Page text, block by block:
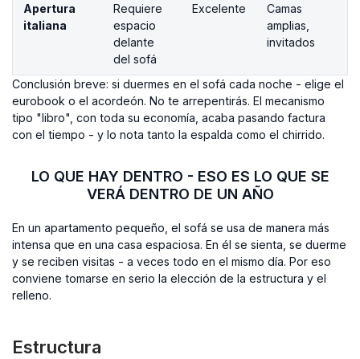
Apertura
italiana
Requiere
espacio
delante
del sofá
Excelente
Camas
amplias,
invitados
Conclusión breve: si duermes en el sofá cada noche - elige el
eurobook o el acordeón. No te arrepentirás. El mecanismo
tipo "libro", con toda su economía, acaba pasando factura
con el tiempo - y lo nota tanto la espalda como el chirrido.
LO QUE HAY DENTRO - ESO ES LO QUE SE
VERÁ DENTRO DE UN AÑO
En un apartamento pequeño, el sofá se usa de manera más
intensa que en una casa espaciosa. En él se sienta, se duerme
y se reciben visitas - a veces todo en el mismo día. Por eso
conviene tomarse en serio la elección de la estructura y el
relleno.
Estructura